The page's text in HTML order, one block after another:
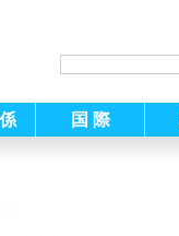
国 際